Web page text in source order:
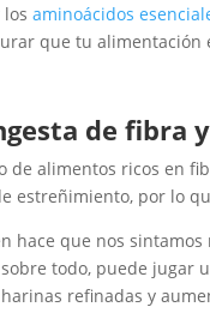
losaminoácidos
que tu alimentación
de fibra
de alimentos ricos en
estreñimiento, por lo
hace que nos
todo, puede
refinadas y